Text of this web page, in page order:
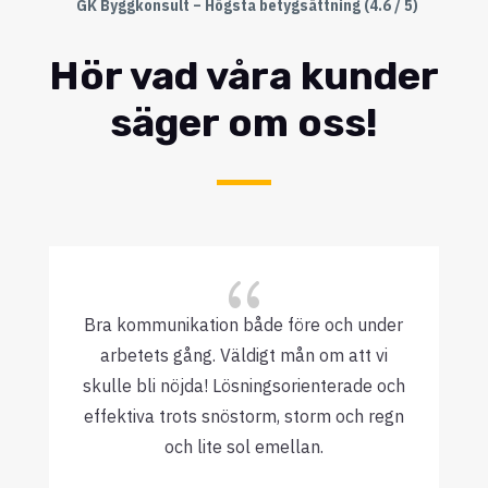
GK Byggkonsult – Högsta betygsättning (4.6 / 5)
Hör vad våra kunder
säger om oss!
{
Bra kommunikation både före och under
arbetets gång. Väldigt mån om att vi
skulle bli nöjda! Lösningsorienterade och
effektiva trots snöstorm, storm och regn
och lite sol emellan.